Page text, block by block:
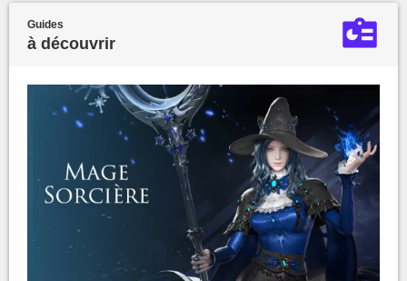
Guides
à découvrir